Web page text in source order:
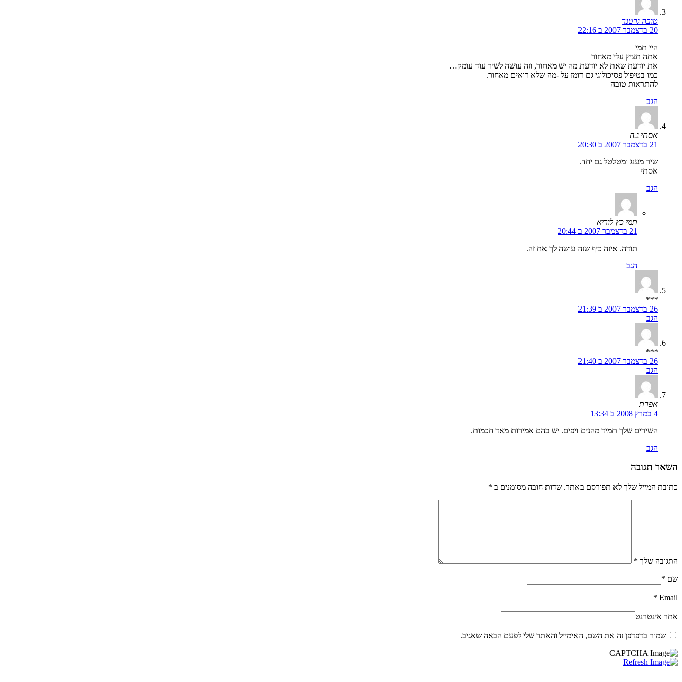
טובה גרטנר
20 בדצמבר 2007 ב 22:16
היי תמי
אתה תציץ עלי מאחור
את יודעת שאת לא יודעת מה יש מאחור, וזה עושה לשיר עוד עומק…
כמו בטיפול פסיכולוגי גם רומז על -מה שלא רואים מאחור.
להתראות טובה
הגב
אסתי ג.ח
21 בדצמבר 2007 ב 20:30
שיר מענג ומטלטל גם יחד.
אסתי
הגב
תמי כץ לוריא
21 בדצמבר 2007 ב 20:44
תודה. איזה כיף שזה עושה לך את זה.
הגב
***
26 בדצמבר 2007 ב 21:39
הגב
***
26 בדצמבר 2007 ב 21:40
הגב
אפרת
4 במרץ 2008 ב 13:34
השירים שלך תמיד מהנים ויפים. יש בהם אמירות מאד חכמות.
הגב
השאר תגובה
כתובת המייל שלך לא תפורסם באתר. שדות חובה מסומנים ב *
התגובה שלך *
שם *
Email
*
אתר אינטרנט
שמור בדפדפן זה את השם, האימייל והאתר שלי לפעם הבאה שאגיב.